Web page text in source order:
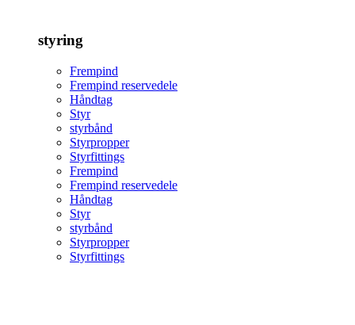
styring
Frempind
Frempind reservedele
Håndtag
Styr
styrbånd
Styrpropper
Styrfittings
Frempind
Frempind reservedele
Håndtag
Styr
styrbånd
Styrpropper
Styrfittings